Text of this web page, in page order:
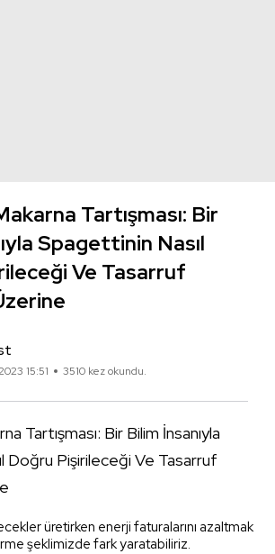
Tartışması: Bir
Spagettinin Nasıl
Ve Tasarruf
15:51 3510 kez okundu.
üretirken enerji faturalarını azaltmak
şeklimizde fark yaratabiliriz.